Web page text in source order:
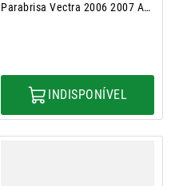
Parabrisa Vectra 2006 2007 A
INDISPONÍVEL